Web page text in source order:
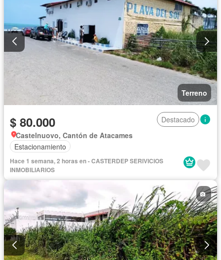
Terreno
$ 80.000
Destacado
Castelnuovo, Cantón de Atacames
Estacionamiento
Hace 1 semana, 2 horas en - CASTERDEP SERIVICIOS
INMOBILIARIOS